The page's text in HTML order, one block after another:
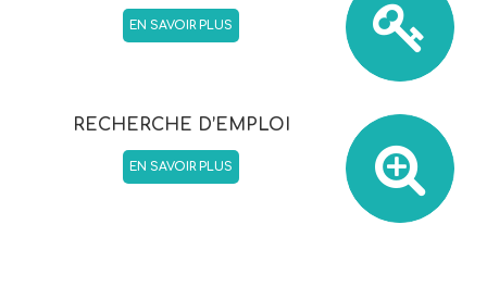
EN SAVOIR PLUS
RECHERCHE D’EMPLOI
EN SAVOIR PLUS